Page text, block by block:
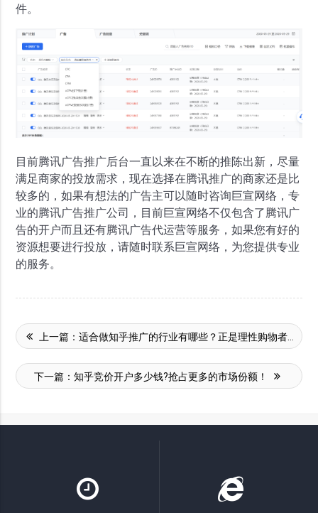
件。
目前腾讯广告推广后台一直以来在不断的推陈出新，尽量
满足商家的投放需求，现在选择在腾讯推广的商家还是比
较多的，如果有想法的广告主可以随时咨询巨宣网络，专
业的腾讯广告推广公司，目前巨宣网络不仅包含了腾讯广
告的开户而且还有腾讯广告代运营等服务，如果您有好的
资源想要进行投放，请随时联系巨宣网络，为您提供专业
的服务。
上一篇：适合做知乎推广的行业有哪些？正是理性购物者所希望看到的
下一篇： 知乎竞价开户多少钱?抢占更多的市场份额！